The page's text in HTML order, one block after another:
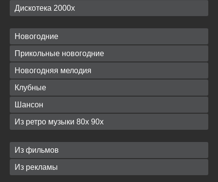
Дискотека 2000х
Новогодние
Прикольные новогодние
Новогодняя мелодия
Клубные
Шансон
Из ретро музыки 80х 90х
Из фильмов
Из рекламы